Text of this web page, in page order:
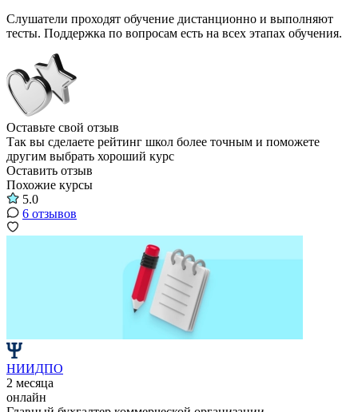
Слушатели проходят обучение дистанционно и выполняют
тесты. Поддержка по вопросам есть на всех этапах обучения.
Оставьте свой отзыв
Так вы сделаете рейтинг школ более точным и поможете
другим выбрать хороший курс
Оставить отзыв
Похожие курсы
5.0
6 отзывов
НИИДПО
2 месяца
онлайн